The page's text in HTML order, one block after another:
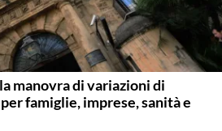
manovra di variazioni di
famiglie, imprese, sanità e